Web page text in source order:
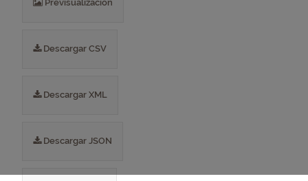
Previsualización
Descargar CSV
Descargar XML
Descargar JSON